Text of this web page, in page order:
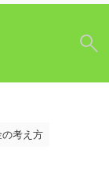
の考え方